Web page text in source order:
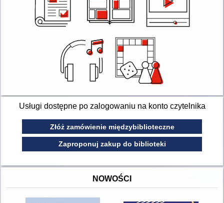
Usługi dostępne po zalogowaniu na konto czytelnika
Złóż zamówienie międzybiblioteczne
Zaproponuj zakup do biblioteki
NOWOŚCI